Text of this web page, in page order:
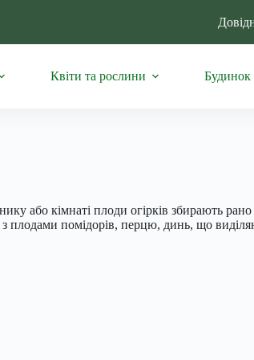
Квіти та рослини Будинок
або кімнаті плоди огірків збирають
плодами помідорів, перцю, динь, що